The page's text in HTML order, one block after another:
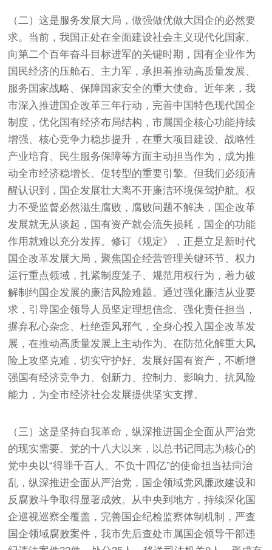
（二）这是服务发展大局，做强做优做大国企的必然要
求。当前，我国正处在全面建设社会主义现代化国家、
向第二个百年奋斗目标进军的关键时期，国有企业作为
国民经济的压舱石、主力军，承担着推动高质量发展、
服务国家战略、保障国家安全的重大使命。近年来，我
市深入推进国企改革三年行动，完善中国特色现代国企
制度，优化国有经济布局结构，市属国企核心功能持续
增强、核心竞争力稳步提升，在重大项目建设、战略性
产业培育、民生服务保障等方面主动担当作为，成为推
动全市经济稳增长、促转型的重要引擎。但我们必须清
醒认识到，国企发展壮大离不开廉洁环境保驾护航。权
力不受监督必然滋生腐败，腐败问题不解决，国企改革
发展就无从谈起，国有资产就会流失损耗，国企的功能
作用就难以充分发挥。修订《规定》，正是立足新时代
国企改革发展大局，聚焦国企经营管理关键环节、权力
运行重点领域，扎紧制度笼子、规范用权行为，着力破
解制约国企发展的廉洁风险难题。通过强化廉洁从业要
求，引导国企领导人员坚定理想信念、强化责任担当，
摒弃私心杂念、杜绝歪风邪气，全身心投入国企改革发
展，在推动高质量发展上主动作为、在防范化解重大风
险上攻坚克难，切实守护好、发展好国有资产，不断增
强国有经济竞争力、创新力、控制力、影响力、抗风险
能力，为全市经济社会发展提供坚实支撑。
（三）这是坚持自我革命，纵深推进国企全面从严治党
的现实需要。党的十八大以来，以总书记同志为核心的
党中央以“得罪千百人、不负十四亿”的使命担当祛疴治
乱，纵深推进全面从严治党，国企领域党风廉政建设和
反腐败斗争取得显著成效。从中央到地方，持续深化国
企巡视巡察全覆盖，完善国企纪检监察体制机制，严查
国企领域腐败案件，我市先后查处市属国企领导干部违